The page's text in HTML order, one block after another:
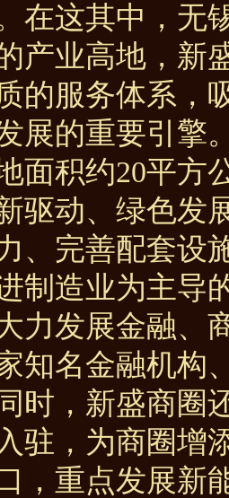
在这其中，无
产业高地，新
的服务体系，
展的重要引擎
面积约20平方
驱动、绿色发
、完善配套设
制造业为主导
力发展金融、
知名金融机构
时，新盛商圈
驻，为商圈增
，重点发展新